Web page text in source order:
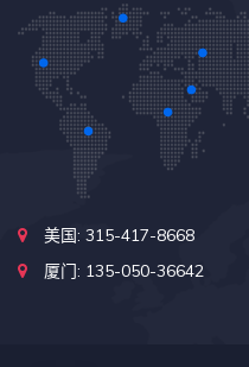
美国: 315-417-8668
厦门: 135-050-36642